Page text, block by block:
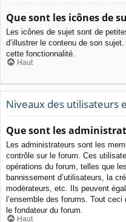
Que sont les icônes de
Les icônes de sujet sont de
d’illustrer le contenu de son
cette fonctionnalité.
Haut
Niveaux des utilisateurs
Que sont les
Les administrateurs sont les
contrôle sur le forum. Ces
opérations du forum, telles que
bannissement d’utilisateurs, la
modérateurs, etc. Ils peuvent
l’ensemble des forums. Tout
le fondateur du forum.
Haut